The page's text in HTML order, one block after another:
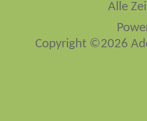
Alle
Copyright ©2026